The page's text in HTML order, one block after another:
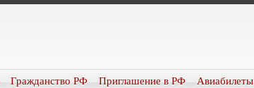
Гражданство РФ Приглашение в РФ Авиабилеты